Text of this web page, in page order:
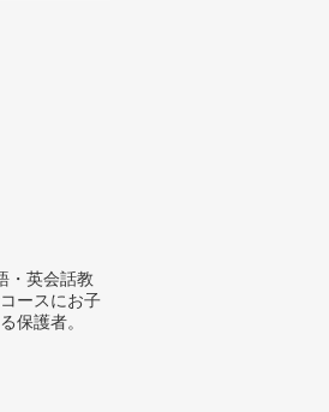
・英会話教
ースにお子
保護者。